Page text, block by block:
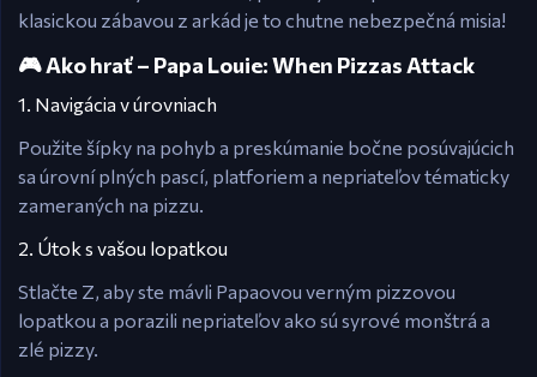
klasickou zábavou z arkád je to chutne nebezpečná misia!
🎮 Ako hrať – Papa Louie: When Pizzas Attack
1. Navigácia v úrovniach
Použite šípky na pohyb a preskúmanie bočne posúvajúcich
sa úrovní plných pascí, platforiem a nepriateľov tématicky
zameraných na pizzu.
2. Útok s vašou lopatkou
Stlačte Z, aby ste mávli Papaovou verným pizzovou
lopatkou a porazili nepriateľov ako sú syrové monštrá a
zlé pizzy.